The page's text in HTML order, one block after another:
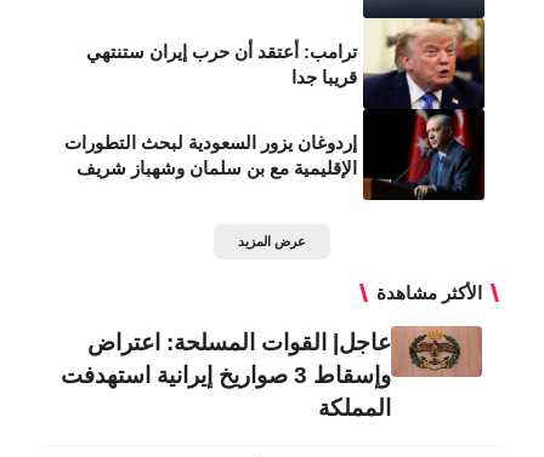
ترامب: أعتقد أن حرب إيران ستنتهي
قريبا جدا
إردوغان يزور السعودية لبحث التطورات
الإقليمية مع بن سلمان وشهباز شريف
عرض المزيد
الأكثر مشاهدة
عاجل| القوات المسلحة: اعتراض
وإسقاط 3 صواريخ إيرانية استهدفت
المملكة